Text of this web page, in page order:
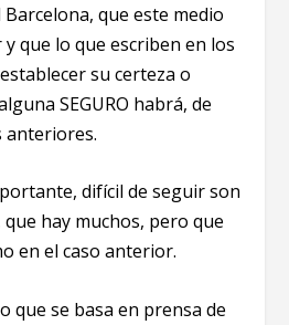
que este medio
que lo que escriben en los
su certeza o
SEGURO habrá, de
anteriores.
difícil de seguir son
hay muchos, pero que
en el caso anterior.
que se basa en prensa de